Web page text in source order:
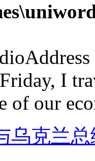
I
of our
乌克兰